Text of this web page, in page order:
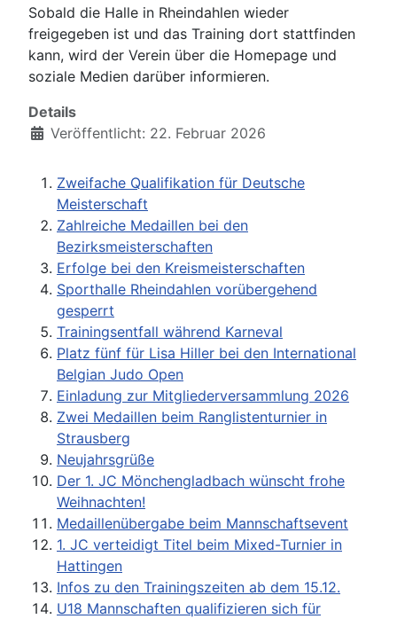
Sobald die Halle in Rheindahlen wieder
freigegeben ist und das Training dort stattfinden
kann, wird der Verein über die Homepage und
soziale Medien darüber informieren.
Details
Veröffentlicht: 22. Februar 2026
Zweifache Qualifikation für Deutsche
Meisterschaft
Zahlreiche Medaillen bei den
Bezirksmeisterschaften
Erfolge bei den Kreismeisterschaften
Sporthalle Rheindahlen vorübergehend
gesperrt
Trainingsentfall während Karneval
Platz fünf für Lisa Hiller bei den International
Belgian Judo Open
Einladung zur Mitgliederversammlung 2026
Zwei Medaillen beim Ranglistenturnier in
Strausberg
Neujahrsgrüße
Der 1. JC Mönchengladbach wünscht frohe
Weihnachten!
Medaillenübergabe beim Mannschaftsevent
1. JC verteidigt Titel beim Mixed-Turnier in
Hattingen
Infos zu den Trainingszeiten ab dem 15.12.
U18 Mannschaften qualifizieren sich für